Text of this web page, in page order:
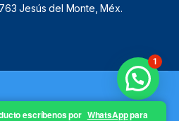
Jesús del Monte, Méx.
escríbenos por WhatsApppara
1